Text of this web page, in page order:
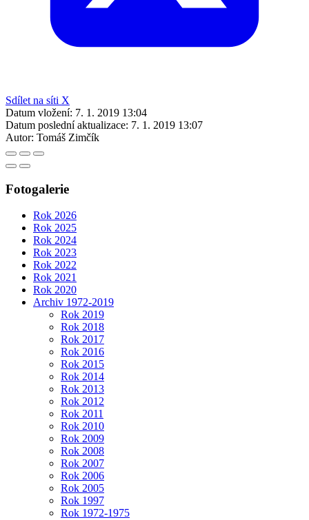
Sdílet na síti X
Datum vložení: 7. 1. 2019 13:04
Datum poslední aktualizace: 7. 1. 2019 13:07
Autor: Tomáš Zimčík
Fotogalerie
Rok 2026
Rok 2025
Rok 2024
Rok 2023
Rok 2022
Rok 2021
Rok 2020
Archiv 1972-2019
Rok 2019
Rok 2018
Rok 2017
Rok 2016
Rok 2015
Rok 2014
Rok 2013
Rok 2012
Rok 2011
Rok 2010
Rok 2009
Rok 2008
Rok 2007
Rok 2006
Rok 2005
Rok 1997
Rok 1972-1975